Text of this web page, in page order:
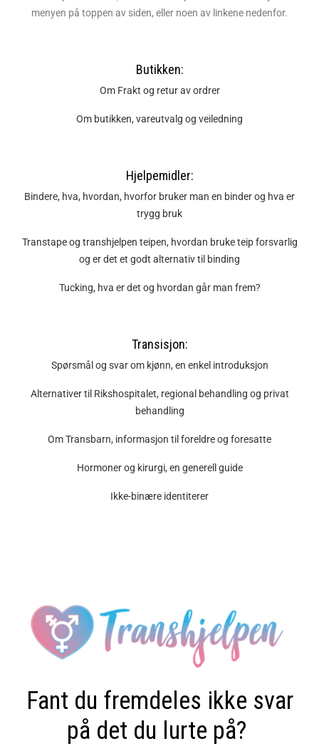
menyen på toppen av siden, eller noen av linkene nedenfor.
Butikken:
Om Frakt og retur av ordrer
Om butikken, vareutvalg og veiledning
Hjelpemidler:
Bindere, hva, hvordan, hvorfor bruker man en binder og hva er
trygg bruk
Transtape og transhjelpen teipen, hvordan bruke teip forsvarlig
og er det et godt alternativ til binding
Tucking, hva er det og hvordan går man frem?
Transisjon:
Spørsmål og svar om kjønn, en enkel introduksjon
Alternativer til Rikshospitalet, regional behandling og privat
behandling
Om Transbarn, informasjon til foreldre og foresatte
Hormoner og kirurgi, en generell guide
Ikke-binære identiterer
Fant du fremdeles ikke svar
på det du lurte på?